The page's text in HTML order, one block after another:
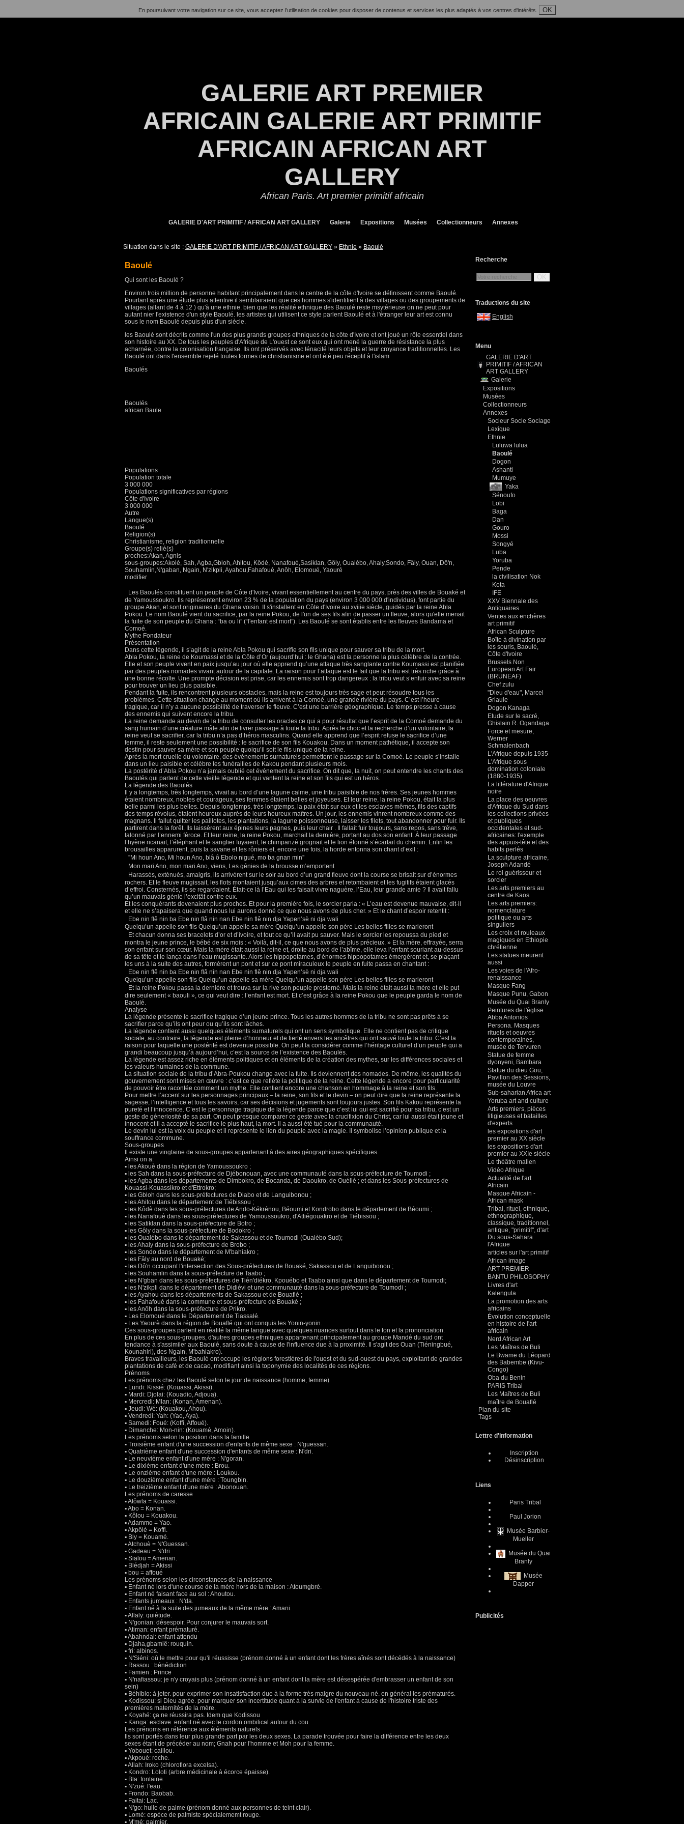
En poursuivant votre navigation sur ce site, vous acceptez l’utilisation de cookies pour disposer de contenus et services les plus adaptés à vos centres d'intérêts. OK
GALERIE ART PREMIER
AFRICAIN GALERIE ART PRIMITIF
AFRICAIN AFRICAN ART
GALLERY
African Paris. Art premier primitif africain
GALERIE D'ART PRIMITIF / AFRICAN ART GALLERY Galerie Expositions Musées Collectionneurs Annexes
Situation dans le site : GALERIE D'ART PRIMITIF / AFRICAN ART GALLERY » Ethnie » Baoulé
Baoulé
Qui sont les Baoulé ?
Environ trois million de personne habitant principalement dans le centre de la côte d'Ivoire se définissent comme Baoulé.
Pourtant après une étude plus attentive il semblairaient que ces hommes s'identifient à des villages ou des groupements de
villages (allant de 4 à 12 ) qu'à une ethnie. bien que les réalité ethnique des Baoulé reste msytérieuse on ne peut pour
autant nier l'existence d'un style Baoulé. les artistes qui utilisent ce style parlent Baoulé et à l'étranger leur art est connu
sous le nom Baoulé depuis plus d'un siècle.
les Baoulé sont décrits comme l'un des plus grands groupes ethniques de la côte d'Ivoire et ont joué un rôle essentiel dans
son histoire au XX. De tous les peuples d'Afrique de L'ouest ce sont eux qui ont mené la guerre de résistance la plus
acharnée, contre la colonisation française. Ils ont préservés avec ténacité leurs objets et leur croyance traditionnelles. Les
Baoulé ont dans l'ensemble rejeté toutes formes de christianisme et ont été peu réceptif à l'islam
Baoulés
Baoulés
african Baule
Populations
Population totale
3 000 000
Populations significatives par régions
Côte d'Ivoire
3 000 000
Autre
Langue(s)
Baoulé
Religion(s)
Christianisme, religion traditionnelle
Groupe(s) relié(s)
proches:Akan, Agnis
sous-groupes:Akolé, Sah, Agba,Gbloh, Ahitou, Kôdé, Nanafouè,Sasiklan, Gôly, Oualébo, Ahaly,Sondo, Fâly, Ouan, Dô'n,
Souhamlin,N'gaban, Ngain, N'zikpli, Ayahou,Fahafouè, Anôh, Elomoué, Yaouré
modifier
Les Baoulés constituent un peuple de Côte d'Ivoire, vivant essentiellement au centre du pays, près des villes de Bouaké et
de Yamoussoukro. Ils représentent environ 23 % de la population du pays (environ 3 000 000 d'individus), font partie du
groupe Akan, et sont originaires du Ghana voisin. Il s'installent en Côte d'Ivoire au xviiie siècle, guidés par la reine Abla
Pokou. Le nom Baoulé vient du sacrifice, par la reine Pokou, de l'un de ses fils afin de passer un fleuve, alors qu'elle menait
la fuite de son peuple du Ghana : “ba ou li” (“l'enfant est mort”). Les Baoulé se sont établis entre les fleuves Bandama et
Comoé.
Mythe Fondateur
Présentation
Dans cette légende, il s’agit de la reine Abla Pokou qui sacrifie son fils unique pour sauver sa tribu de la mort.
Abla Pokou, la reine de Koumassi et de la Côte d’Or (aujourd’hui : le Ghana) est la personne la plus célèbre de la contrée.
Elle et son peuple vivent en paix jusqu’au jour où elle apprend qu’une attaque très sanglante contre Koumassi est planifiée
par des peuples nomades vivant autour de la capitale. La raison pour l’attaque est le fait que la tribu est très riche grâce à
une bonne récolte. Une prompte décision est prise, car les ennemis sont trop dangereux : la tribu veut s’enfuir avec sa reine
pour trouver un lieu plus paisible.
Pendant la fuite, ils rencontrent plusieurs obstacles, mais la reine est toujours très sage et peut résoudre tous les
problèmes. Cette situation change au moment où ils arrivent à la Comoé, une grande rivière du pays. C’est l’heure
tragique, car il n’y a aucune possibilité de traverser le fleuve. C’est une barrière géographique. Le temps presse à cause
des ennemis qui suivent encore la tribu.
La reine demande au devin de la tribu de consulter les oracles ce qui a pour résultat que l’esprit de la Comoé demande du
sang humain d’une créature mâle afin de livrer passage à toute la tribu. Après le choc et la recherche d’un volontaire, la
reine veut se sacrifier, car la tribu n’a pas d’héros masculins. Quand elle apprend que l’esprit refuse le sacrifice d’une
femme, il reste seulement une possibilité : le sacrifice de son fils Kouakou. Dans un moment pathétique, il accepte son
destin pour sauver sa mère et son peuple quoiqu’il soit le fils unique de la reine.
Après la mort cruelle du volontaire, des événements surnaturels permettent le passage sur la Comoé. Le peuple s’installe
dans un lieu paisible et célèbre les funérailles de Kakou pendant plusieurs mois.
La postérité d’Abla Pokou n’a jamais oublié cet événement du sacrifice. On dit que, la nuit, on peut entendre les chants des
Baoulés qui parlent de cette vieille légende et qui vantent la reine et son fils qui est un héros.
La légende des Baoulés
Il y a longtemps, très longtemps, vivait au bord d’une lagune calme, une tribu paisible de nos frères. Ses jeunes hommes
étaient nombreux, nobles et courageux, ses femmes étaient belles et joyeuses. Et leur reine, la reine Pokou, était la plus
belle parmi les plus belles. Depuis longtemps, très longtemps, la paix était sur eux et les esclaves mêmes, fils des captifs
des temps révolus, étaient heureux auprès de leurs heureux maîtres. Un jour, les ennemis vinrent nombreux comme des
magnans. Il fallut quitter les paillotes, les plantations, la lagune poissonneuse, laisser les filets, tout abandonner pour fuir. Ils
partirent dans la forêt. Ils laissèrent aux épines leurs pagnes, puis leur chair . Il fallait fuir toujours, sans repos, sans trêve,
talonné par l’ennemi féroce. Et leur reine, la reine Pokou, marchait la dernière, portant au dos son enfant. À leur passage
l’hyène ricanait, l’éléphant et le sanglier fuyaient, le chimpanzé grognait et le lion étonné s’écartait du chemin. Enfin les
brousailles apparurent, puis la savane et les rôniers et, encore une fois, la horde entonna son chant d’exil :
''Mi houn Ano, Mi houn Ano, blâ ô Ebolo nigué, mo ba gnan min''
Mon mari Ano, mon mari Ano, viens, Les génies de la brousse m’emportent
Harassés, exténués, amaigris, ils arrivèrent sur le soir au bord d’un grand fleuve dont la course se brisait sur d’énormes
rochers. Et le fleuve mugissait, les flots montaient jusqu’aux cimes des arbres et retombaient et les fugitifs étaient glacés
d’effroi. Consternés, ils se regardaient. Était-ce là l’Eau qui les faisait vivre naguère, l’Eau, leur grande amie ? Il avait fallu
qu’un mauvais génie l’excitât contre eux.
Et les conquérants devenaient plus proches. Et pour la première fois, le sorcier parla : « L’eau est devenue mauvaise, dit-il
et elle ne s’apaisera que quand nous lui aurons donné ce que nous avons de plus cher. » Et le chant d’espoir retentit :
Ebe nin flê nin ba Ebe nin flâ nin nan Ebe nin flê nin dja Yapen’sè ni dja wali
Quelqu’un appelle son fils Quelqu’un appelle sa mère Quelqu’un appelle son père Les belles filles se marieront
Et chacun donna ses bracelets d’or et d’ivoire, et tout ce qu’il avait pu sauver. Mais le sorcier les repoussa du pied et
montra le jeune prince, le bébé de six mois : « Voilà, dit-il, ce que nous avons de plus précieux. » Et la mère, effrayée, serra
son enfant sur son cœur. Mais la mère était aussi la reine et, droite au bord de l’abîme, elle leva l’enfant souriant au-dessus
de sa tête et le lança dans l’eau mugissante. Alors les hippopotames, d’énormes hippopotames émergèrent et, se plaçant
les uns à la suite des autres, formèrent un pont et sur ce pont miraculeux le peuple en fuite passa en chantant :
Ebe nin flê nin ba Ebe nin flâ nin nan Ebe nin flê nin dja Yapen’sè ni dja wali
Quelqu’un appelle son fils Quelqu’un appelle sa mère Quelqu’un appelle son père Les belles filles se marieront
Et la reine Pokou passa la dernière et trouva sur la rive son peuple prosterné. Mais la reine était aussi la mère et elle put
dire seulement « baouli », ce qui veut dire : l’enfant est mort. Et c’est grâce à la reine Pokou que le peuple garda le nom de
Baoulé.
Analyse
La légende présente le sacrifice tragique d’un jeune prince. Tous les autres hommes de la tribu ne sont pas prêts à se
sacrifier parce qu’ils ont peur ou qu’ils sont lâches.
La légende contient aussi quelques éléments surnaturels qui ont un sens symbolique. Elle ne contient pas de critique
sociale, au contraire, la légende est pleine d’honneur et de fierté envers les ancêtres qui ont sauvé toute la tribu. C’est la
raison pour laquelle une postérité est devenue possible. On peut la considérer comme l’héritage culturel d’un peuple qui a
grandi beaucoup jusqu’à aujourd’hui, c’est la source de l’existence des Baoulés.
La légende est assez riche en éléments politiques et en éléments de la création des mythes, sur les différences sociales et
les valeurs humaines de la commune.
La situation sociale de la tribu d’Abra-Poukou change avec la fuite. Ils deviennent des nomades. De même, les qualités du
gouvernement sont mises en œuvre : c’est ce que reflète la politique de la reine. Cette légende a encore pour particularité
de pouvoir être racontée comment un mythe. Elle contient encore une chanson en hommage à la reine et son fils.
Pour mettre l’accent sur les personnages principaux – la reine, son fils et le devin – on peut dire que la reine représente la
sagesse, l’intelligence et tous les savoirs, car ses décisions et jugements sont toujours justes. Son fils Kakou représente la
pureté et l’innocence. C’est le personnage tragique de la légende parce que c’est lui qui est sacrifié pour sa tribu, c’est un
geste de géneriosité de sa part. On peut presque comparer ce geste avec la crucifixion du Christ, car lui aussi était jeune et
innocent et il a accepté le sacrifice le plus haut, la mort. Il a aussi été tué pour la communauté.
Le devin lui est la voix du peuple et il représente le lien du peuple avec la magie. Il symbolise l’opinion publique et la
souffrance commune.
Sous-groupes
Il existe une vingtaine de sous-groupes appartenant à des aires géographiques spécifiques.
Ainsi on a:
▪ les Akouè dans la région de Yamoussoukro ;
▪ les Sah dans la sous-préfecture de Djébonouan, avec une communauté dans la sous-préfecture de Toumodi ;
▪ les Agba dans les départements de Dimbokro, de Bocanda, de Daoukro, de Ouéllé ; et dans les Sous-préfectures de
Kouassi-Kouassikro et d'Ettrokro;
▪ les Gbloh dans les sous-préfectures de Diabo et de Languibonou ;
▪ les Ahitou dans le département de Tiébissou ;
▪ les Kôdè dans les sous-préfectures de Ando-Kékrénou, Béoumi et Kondrobo dans le département de Béoumi ;
▪ les Nanafouè dans les sous-préfectures de Yamoussoukro, d'Attiégouakro et de Tiébissou ;
▪ les Satiklan dans la sous-préfecture de Botro ;
▪ les Gôly dans la sous-préfecture de Bodokro ;
▪ les Oualébo dans le département de Sakassou et de Toumodi (Oualèbo Sud);
▪ les Ahaly dans la sous-préfecture de Brobo ;
▪ les Sondo dans le département de M'bahiakro ;
▪ les Fâly au nord de Bouaké;
▪ les Dô'n occupant l'intersection des Sous-préfectures de Bouaké, Sakassou et de Languibonou ;
▪ les Souhamlin dans la sous-préfecture de Taabo ;
▪ les N'gban dans les sous-préfectures de Tién'diékro, Kpouébo et Taabo ainsi que dans le département de Toumodi;
▪ les N'zikpli dans le département de Didiévi et une communauté dans la sous-préfecture de Toumodi ;
▪ les Ayahou dans les départements de Sakassou et de Bouaflé ;
▪ les Fahafouè dans la commune et sous-préfecture de Bouaké ;
▪ les Anôh dans la sous-préfecture de Prikro.
▪ Les Elomoué dans le Département de Tiassalé.
▪ Les Yaourè dans la région de Bouaflé qui ont conquis les Yonin-yonin.
Ces sous-groupes parlent en réalité la même langue avec quelques nuances surtout dans le ton et la prononciation.
En plus de ces sous-groupes, d'autres groupes ethniques appartenant principalement au groupe Mandé du sud ont
tendance à s'assimiler aux Baoulé, sans doute à cause de l'influence due à la proximité. Il s'agit des Ouan (Tiéningbué,
Kounahiri), des Ngain, M'bahiakro).
Braves travailleurs, les Baoulé ont occupé les régions forestières de l'ouest et du sud-ouest du pays, exploitant de grandes
plantations de café et de cacao, modifiant ainsi la toponymie des localités de ces régions.
Prénoms
Les prénoms chez les Baoulé selon le jour de naissance (homme, femme)
▪ Lundi: Kissié: (Kouassi, Akissi).
▪ Mardi: Djolai: (Kouadio, Adjoua).
▪ Mercredi: Mlan: (Konan, Amenan).
▪ Jeudi: Wé: (Kouakou, Ahou).
▪ Vendredi: Yah: (Yao, Aya).
▪ Samedi: Foué: (Koffi, Affoué).
▪ Dimanche: Mon-nin: (Kouamé, Amoin).
Les prénoms selon la position dans la famille
▪ Troisième enfant d'une succession d'enfants de même sexe : N'guessan.
▪ Quatrième enfant d'une succession d'enfants de même sexe : N'dri.
▪ Le neuvième enfant d'une mère : N'goran.
▪ Le dixième enfant d'une mère : Brou.
▪ Le onzième enfant d'une mère : Loukou.
▪ Le douzième enfant d'une mère : Toungbin.
▪ Le treizième enfant d'une mère : Abonouan.
Les prénoms de caresse
▪ Atôwla = Kouassi.
▪ Abo = Konan.
▪ Kôlou = Kouakou.
▪ Adammo = Yao.
▪ Akpôlè = Koffi.
▪ Bly = Kouamé.
▪ Atchouè = N'Guessan.
▪ Gadeau = N'dri
▪ Sialou = Amenan.
▪ Blédjah = Akissi
▪ bou = affoué
Les prénoms selon les circonstances de la naissance
▪ Enfant né lors d'une course de la mère hors de la maison : Atoumgbré.
▪ Enfant né faisant face au sol : Ahoutou.
▪ Enfants jumeaux : N'da.
▪ Enfant né à la suite des jumeaux de la même mère : Amani.
▪ Allaly: quiétude.
▪ N'gonian: désespoir. Pour conjurer le mauvais sort.
▪ Atiman: enfant prématuré.
▪ Abahndai: enfant attendu
▪ Djaha,gbamlê: rouquin.
▪ fri: albinos.
▪ N'Siéni: où le mettre pour qu'il réussisse (prénom donné à un enfant dont les frères aînés sont décédés à la naissance)
▪ Rassou : bénédiction
▪ Famien : Prince
▪ N'nafiassou: je n'y croyais plus (prénom donné à un enfant dont la mère est désespérée d'embrasser un enfant de son
sein)
▪ Béhiblo: à jeter. pour exprimer son insatisfaction due à la forme très maigre du nouveau-né. en général les prématurés.
▪ Kodissou: si Dieu agrée. pour marquer son incertitude quant à la survie de l'enfant à cause de l'histoire triste des
premières maternités de la mère.
▪ Koyahé: ça ne réussira pas. Idem que Kodissou
▪ Kanga: esclave. enfant né avec le cordon ombilical autour du cou.
Les prénoms en référence aux éléments naturels
Ils sont portés dans leur plus grande part par les deux sexes. La parade trouvée pour faire la différence entre les deux
sexes étant de précéder au nom; Gnah pour l'homme et Moh pour la femme.
▪ Yobouet: caillou.
▪ Akpoué: roche.
▪ Allah: Iroko (chloroflora excelsa).
▪ Kondro: Loloti (arbre médicinale à écorce épaisse).
▪ Bla: fontaine.
▪ N'zué: l'eau.
▪ Frondo: Baobab.
▪ Faitai: Lac.
▪ N'go: huile de palme (prénom donné aux personnes de teint clair).
▪ Lomé: espèce de palmiste spécialememt rouge.
▪ M'mé: palmier.
Recherche
OK
Traductions du site
English
Menu
GALERIE D'ART
PRIMITIF / AFRICAN
ART GALLERY
Galerie
Expositions
Musées
Collectionneurs
Annexes
Socleur Socle Soclage
Lexique
Ethnie
Luluwa lulua
Baoulé
Dogon
Ashanti
Mumuye
Yaka
Sénoufo
Lobi
Baga
Dan
Gouro
Mossi
Songyé
Luba
Yoruba
Pende
la civilisation Nok
Kota
IFE
XXV Biennale des
Antiquaires
Ventes aux enchères
art primitif
African Sculpture
Boîte à divination par
les souris, Baoulé,
Côte d'Ivoire
Brussels Non
European Art Fair
(BRUNEAF)
Chef zulu
"Dieu d'eau", Marcel
Griaule
Dogon Kanaga
Etude sur le sacré,
Ghislain R. Ogandaga
Force et mesure,
Werner
Schmalenbach
L'Afrique depuis 1935
L'Afrique sous
domination coloniale
(1880-1935)
La littérature d'Afrique
noire
La place des oeuvres
d'Afrique du Sud dans
les collections privées
et publiques
occidentales et sud-
africaines: l'exemple
des appuis-tête et des
habits perlés
La sculpture africaine,
Joseph Adandé
Le roi guérisseur et
sorcier
Les arts premiers au
centre de Kaos
Les arts premiers:
nomenclature
politique ou arts
singuliers
Les croix et rouleaux
magiques en Ethiopie
chrétienne
Les statues meurent
aussi
Les voies de l'Afro-
renaissance
Masque Fang
Masque Punu, Gabon
Musée du Quai Branly
Peintures de l'église
Abba Antonios
Persona. Masques
rituels et oeuvres
contemporaines,
musée de Tervuren
Statue de femme
dyonyeni, Bambara
Statue du dieu Gou,
Pavillon des Sessions,
musée du Louvre
Sub-saharian Africa art
Yoruba art and culture
Arts premiers, pièces
litigieuses et batailles
d'experts
les expositions d'art
premier au XX siècle
les expositions d'art
premier au XXIe siècle
Le théâtre malien
Vidéo Afrique
Actualité de l'art
Africain
Masque Africain -
African mask
Tribal, rituel, ethnique,
ethnographique,
classique, traditionnel,
antique, "primitif", d'art
Du sous-Sahara
l'Afrique
articles sur l'art primitif
African image
ART PREMIER
BANTU PHILOSOPHY
Livres d'art
Kalengula
La promotion des arts
africains
Évolution conceptuelle
en histoire de l'art
africain
Nerd African Art
Les Maîtres de Buli
Le Bwame du Léopard
des Babembe (Kivu-
Congo)
Oba du Benin
PARIS Tribal
Les Maîtres de Buli
maître de Bouaflé
Plan du site
Tags
Lettre d'information
Inscription
Désinscription
Liens
Paris Tribal
Paul Jorion
Musée Barbier-
Mueller
Musée du Quai
Branly
Musée
Dapper
Publicités